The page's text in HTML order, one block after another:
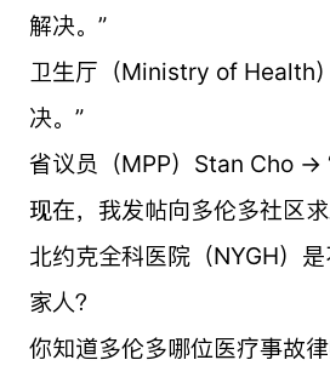
解决。”
卫生厅（Ministry of Health
决。”
省议员（MPP）Stan Cho →
现在，我发帖向多伦多社区求
北约克全科医院（NYGH）
家人？
你知道多伦多哪位医疗事故